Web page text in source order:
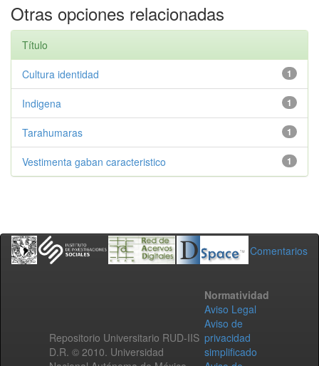
Otras opciones relacionadas
Título
1
Cultura identidad
1
Indigena
1
Tarahumaras
1
Vestimenta gaban caracteristico
Comentarios
Repositorio Universitario RUD-IIS
D.R. © 2010. Universidad
Normatividad
Aviso Legal
Aviso de
privacidad
simplificado